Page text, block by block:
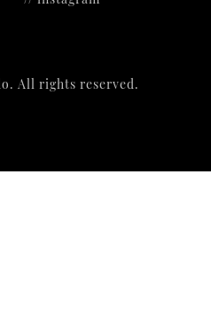
All rights reserved.